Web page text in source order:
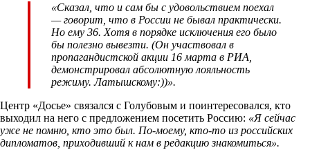
«Сказал, что и сам бы с удовольствием поехал
— говорит, что в России не бывал практически.
Но ему 36. Хотя в порядке исключения его было
бы полезно вывезти. (Он участвовал в
пропагандистской акции 16 марта в РИА,
демонстрировал абсолютную лояльность
режиму. Латышскому:))».
Центр «Досье» связался с Голубовым и поинтересовался, кто
выходил на него с предложением посетить Россию: «Я сейчас
уже не помню, кто это был. По-моему, кто-то из российских
дипломатов, приходивший к нам в редакцию знакомиться».